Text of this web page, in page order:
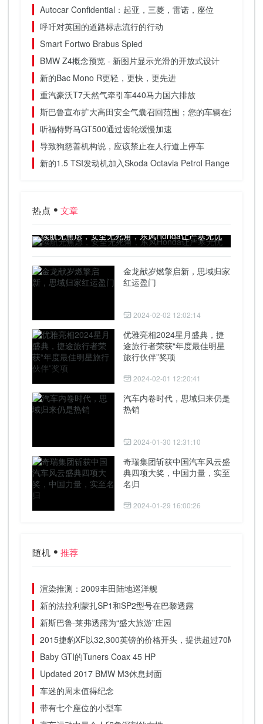
Autocar Confidential：起亚，三菱，雷诺，座位
呼吁对英国的道路标志流行的行动
Smart Fortwo Brabus Spied
BMW Z4概念预览 - 新图片显示光滑的开放式设计
新的Bac Mono R更轻，更快，更先进
重汽豪沃T7天然气牵引车440马力国六排放
斯巴鲁宣布扩大高田安全气囊召回范围；您的车辆在清单上
听福特野马GT500通过齿轮缓慢加速
导致狗慈善机构说，应该禁止在人行道上停车
新的1.5 TSI发动机加入Skoda Octavia Petrol Range
热点 文章
续航无焦虑，安全无死角，东风Honda让严寒无忧
金龙献岁燃擎启新，思域归家
红运盈门
2024-02-02 12:02:14
优雅亮相2024星月盛典，捷
途旅行者荣获“年度最佳明星
旅行伙伴”奖项
2024-02-01 12:20:41
汽车内卷时代，思域归来仍是
热销
2024-01-30 12:31:10
奇瑞集团斩获中国汽车风云盛
典四项大奖，中国力量，实至
名归
2024-01-29 16:00:26
随机 推荐
渲染推测：2009丰田陆地巡洋舰
新的法拉利蒙扎SP1和SP2型号在巴黎透露
新斯巴鲁·莱弗透露为“盛大旅游”庄园
2015捷豹XF以32,300英镑的价格开头，提供超过70MPG
Baby GTI的Tuners Coax 45 HP
Updated 2017 BMW M3休息封面
车迷的周末值得纪念
带有七个座位的小型车